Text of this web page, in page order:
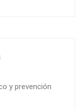
y prevención